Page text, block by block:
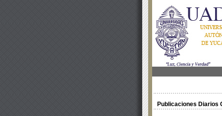
Publicaciones Diarios